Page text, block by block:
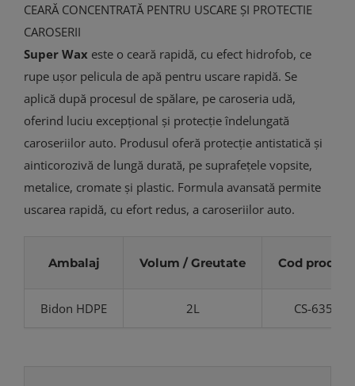
CEARĂ CONCENTRATĂ PENTRU USCARE ȘI PROTECTIE
CAROSERII
Super Wax este o ceară rapidă, cu efect hidrofob, ce
rupe ușor pelicula de apă pentru uscare rapidă. Se
aplică după procesul de spălare, pe caroseria udă,
oferind luciu excepțional și protecție îndelungată
caroseriilor auto. Produsul oferă protecție antistatică și
ainticorozivă de lungă durată, pe suprafețele vopsite,
metalice, cromate și plastic. Formula avansată permite
uscarea rapidă, cu efort redus, a caroseriilor auto.
Ambalaj Volum / Greutate Cod produs
Bidon HDPE 2L CS-635